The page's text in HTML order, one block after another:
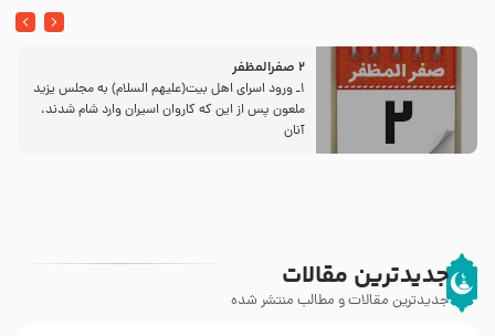
2 صفرالمظفر
1ـ ورود اسراى اهل بیت‌(علیهم السلام) به مجلس یزید
ملعون پس از این كه كاروان اسیران وارد شام شدند،
آنان
جدیدترین مقالات
جدیدترین مقالات و مطالب منتشر شده